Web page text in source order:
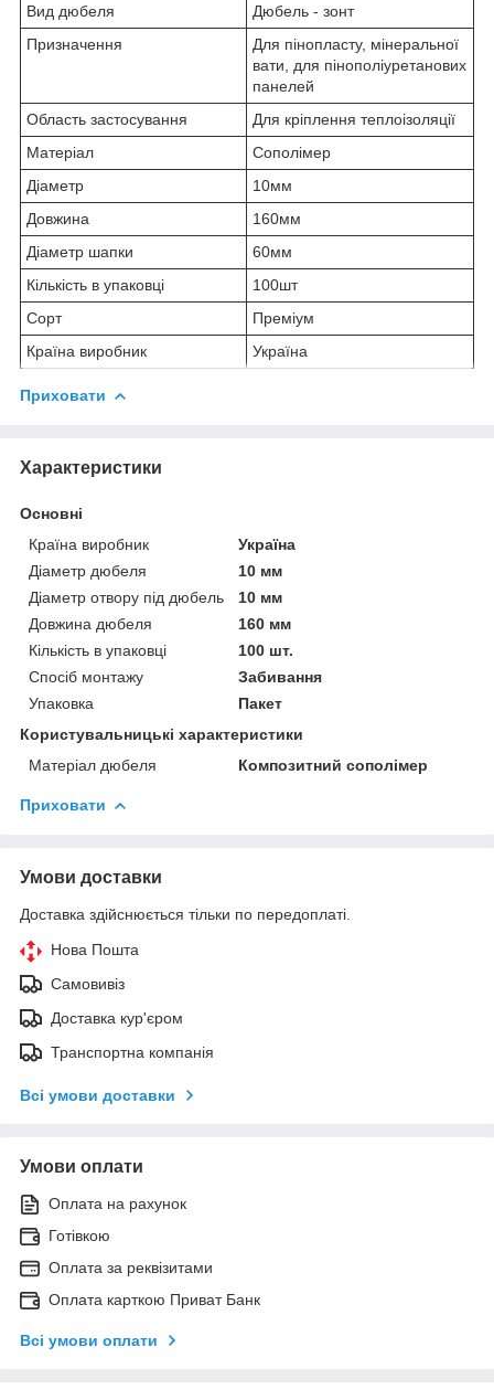
Вид дюбеля
Дюбель - зонт
Призначення
Для пінопласту, мінеральної
вати, для пінополіуретанових
панелей
Область застосування
Для кріплення теплоізоляції
Матеріал
Сополімер
Діаметр
10мм
Довжина
160мм
Діаметр шапки
60мм
Кількість в упаковці
100шт
Сорт
Преміум
Країна виробник
Україна
Приховати
Характеристики
Основні
Країна виробник
Україна
Діаметр дюбеля
10 мм
Діаметр отвору під дюбель
10 мм
Довжина дюбеля
160 мм
Кількість в упаковці
100 шт.
Спосіб монтажу
Забивання
Упаковка
Пакет
Користувальницькі характеристики
Матеріал дюбеля
Композитний сополімер
Приховати
Умови доставки
Доставка здійснюється тільки по передоплаті.
Нова Пошта
Самовивіз
Доставка кур'єром
Транспортна компанія
Всі умови доставки
Умови оплати
Оплата на рахунок
Готівкою
Оплата за реквізитами
Оплата карткою Приват Банк
Всі умови оплати